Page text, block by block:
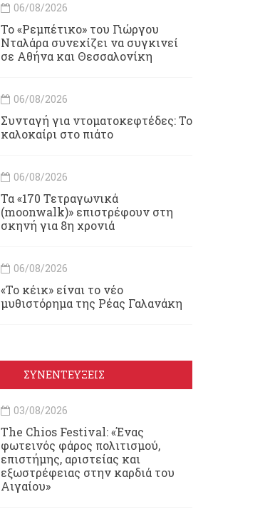
06/08/2026
Το «Ρεμπέτικο» του Γιώργου
Νταλάρα συνεχίζει να συγκινεί
σε Αθήνα και Θεσσαλονίκη
06/08/2026
Συνταγή για ντοματοκεφτέδες: Το
καλοκαίρι στο πιάτο
06/08/2026
Τα «170 Τετραγωνικά
(moonwalk)» επιστρέφουν στη
σκηνή για 8η χρονιά
06/08/2026
«Το κέικ» είναι το νέο
μυθιστόρημα της Ρέας Γαλανάκη
ΣΥΝΕΝΤΕΥΞΕΙΣ
03/08/2026
Τhe Chios Festival: «Ένας
φωτεινός φάρος πολιτισμού,
επιστήμης, αριστείας και
εξωστρέφειας στην καρδιά του
Αιγαίου»